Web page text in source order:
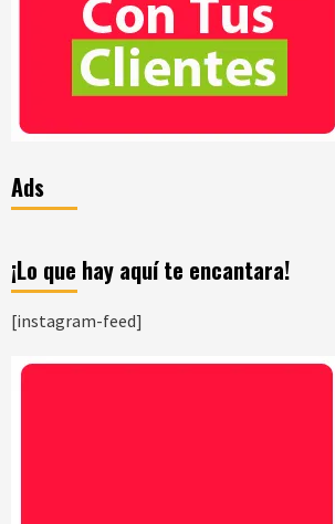
Ads
¡Lo que hay aquí te encantara!
[instagram-feed]